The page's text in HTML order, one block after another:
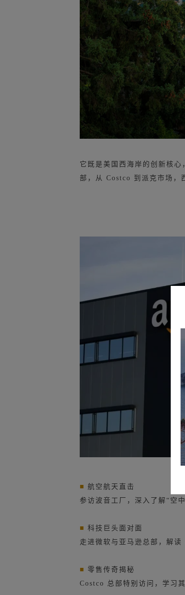
它既是美国西海岸的创新核
部，从 Costco 到派克市场，
■ 航空航天直击
参访波音工厂，深入了解“空
■ 科技巨头面对面
走进微软与亚马逊总部，解
■ 零售传奇揭秘
Costco 总部特别访问，学习